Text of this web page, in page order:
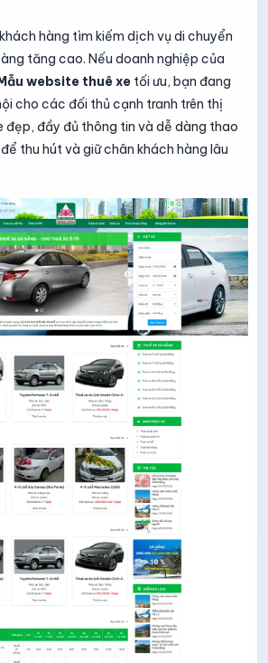
hàng tìm kiếm dịch vụ di chuyển
tăng cao. Nếu doanh nghiệp của
website thuê xe tối ưu, bạn đang
cho các đối thủ cạnh tranh trên thị
đẹp, đầy đủ thông tin và dễ dàng thao
thu hút và giữ chân khách hàng lâu